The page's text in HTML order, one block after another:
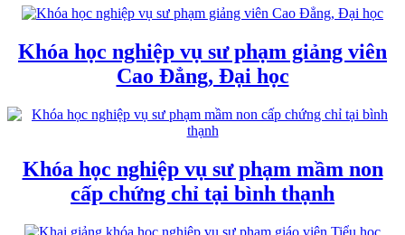
Khóa học nghiệp vụ sư phạm giảng viên
Cao Đẳng, Đại học
Khóa học nghiệp vụ sư phạm mầm non
cấp chứng chỉ tại bình thạnh